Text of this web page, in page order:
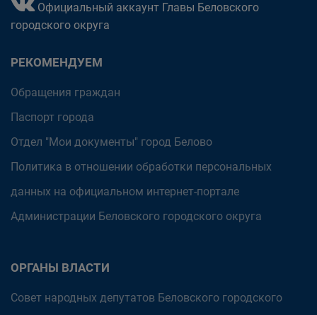
Официальный аккаунт Главы Беловского
городского округа
РЕКОМЕНДУЕМ
Обращения граждан
Паспорт города
Отдел "Мои документы" город Белово
Политика в отношении обработки персональных
данных на официальном интернет-портале
Администрации Беловского городского округа
ОРГАНЫ ВЛАСТИ
Совет народных депутатов Беловского городского